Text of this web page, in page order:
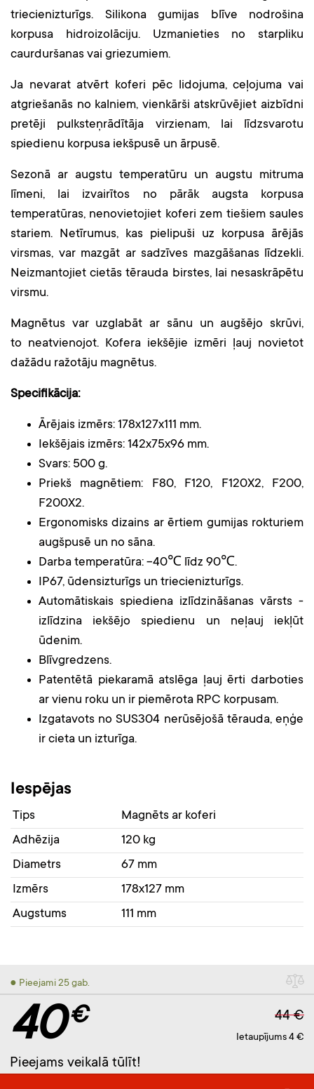
triecienizturīgs. Silikona gumijas blīve nodrošina
korpusa hidroizolāciju. Uzmanieties no starpliku
caurduršanas vai griezumiem.
Ja nevarat atvērt koferi pēc lidojuma, ceļojuma vai
atgriešanās no kalniem, vienkārši atskrūvējiet aizbīdni
pretēji pulksteņrādītāja virzienam, lai līdzsvarotu
spiedienu korpusa iekšpusē un ārpusē.
Sezonā ar augstu temperatūru un augstu mitruma
līmeni, lai izvairītos no pārāk augsta korpusa
temperatūras, nenovietojiet koferi zem tiešiem saules
stariem. Netīrumus, kas pielipuši uz korpusa ārējās
virsmas, var mazgāt ar sadzīves mazgāšanas līdzekli.
Neizmantojiet cietās tērauda birstes, lai nesaskrāpētu
virsmu.
Magnētus var uzglabāt ar sānu un augšējo skrūvi,
to neatvienojot. Kofera iekšējie izmēri ļauj novietot
dažādu ražotāju magnētus.
Specifikācija:
Ārējais izmērs: 178x127x111 mm.
Iekšējais izmērs: 142x75x96 mm.
Svars: 500 g.
Priekš magnētiem: F80, F120, F120X2, F200,
F200X2.
Ergonomisks dizains ar ērtiem gumijas rokturiem
augšpusē un no sāna.
Darba temperatūra: -40℃ līdz 90℃.
IP67, ūdensizturīgs un triecienizturīgs.
Automātiskais spiediena izlīdzināšanas vārsts -
izlīdzina iekšējo spiedienu un neļauj iekļūt
ūdenim.
Blīvgredzens.
Patentētā piekaramā atslēga ļauj ērti darboties
ar vienu roku un ir piemērota RPC korpusam.
Izgatavots no SUS304 nerūsējošā tērauda, ​​eņģe
ir cieta un izturīga.
Iespējas
Tips
Magnēts ar koferi
Adhēzija
120 kg
Diametrs
67 mm
Izmērs
178x127 mm
Augstums
111 mm
● Pieejami 25 gab.
40€ 44 €
Ietaupījums 4 €
Pieejams veikalā tūlīt!